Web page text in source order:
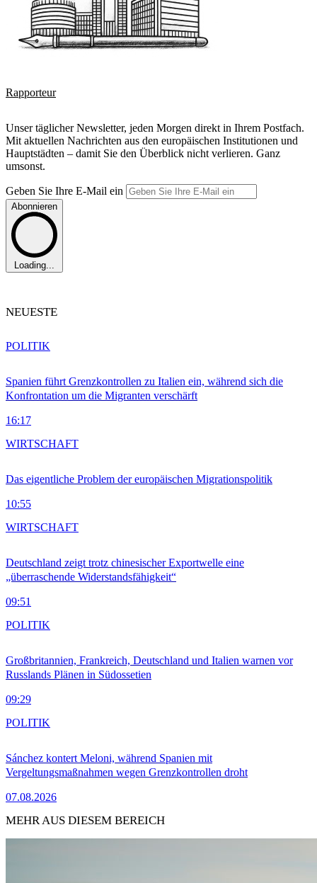
Rapporteur
Unser täglicher Newsletter, jeden Morgen direkt in Ihrem Postfach.
Mit aktuellen Nachrichten aus den europäischen Institutionen und
Hauptstädten – damit Sie den Überblick nicht verlieren. Ganz
umsonst.
Geben Sie Ihre E-Mail ein
Abonnieren
Loading...
NEUESTE
Spanien führt Grenzkontrollen zu Italien ein, während sich die
Konfrontation um die Migranten verschärft
16:17
POLITIK
Das eigentliche Problem der europäischen Migrationspolitik
10:55
WIRTSCHAFT
Deutschland zeigt trotz chinesischer Exportwelle eine
„überraschende Widerstandsfähigkeit“
09:51
WIRTSCHAFT
Großbritannien, Frankreich, Deutschland und Italien warnen vor
Russlands Plänen in Südossetien
09:29
POLITIK
Sánchez kontert Meloni, während Spanien mit
Vergeltungsmaßnahmen wegen Grenzkontrollen droht
07.08.2026
POLITIK
MEHR AUS DIESEM BEREICH